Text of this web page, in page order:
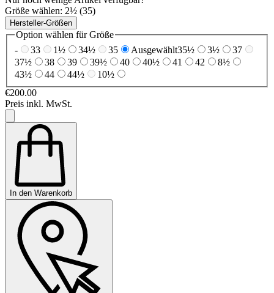
Größe wählen: 2½ (35)
Hersteller-Größen
Option wählen für Größe
-
33 1½ 34½ 35 Ausgewählt35½ 3½
37
37½
38 39 39½ 40 40½ 41 42
8½
43½
44 44½
10½
€200.00
Preis inkl. MwSt.
In den Warenkorb